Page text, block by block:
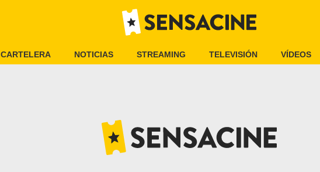
CARTELERA NOTICIAS STREAMING TELEVISIÓN VÍDEOS